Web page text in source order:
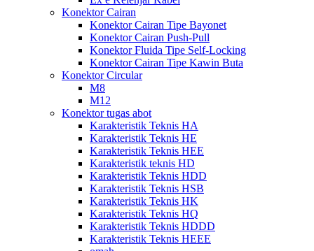
Konektor Cairan
Konektor Cairan Tipe Bayonet
Konektor Cairan Push-Pull
Konektor Fluida Tipe Self-Locking
Konektor Cairan Tipe Kawin Buta
Konektor Circular
M8
M12
Konektor tugas abot
Karakteristik Teknis HA
Karakteristik Teknis HE
Karakteristik Teknis HEE
Karakteristik teknis HD
Karakteristik Teknis HDD
Karakteristik Teknis HSB
Karakteristik Teknis HK
Karakteristik Teknis HQ
Karakteristik Teknis HDDD
Karakteristik Teknis HEEE